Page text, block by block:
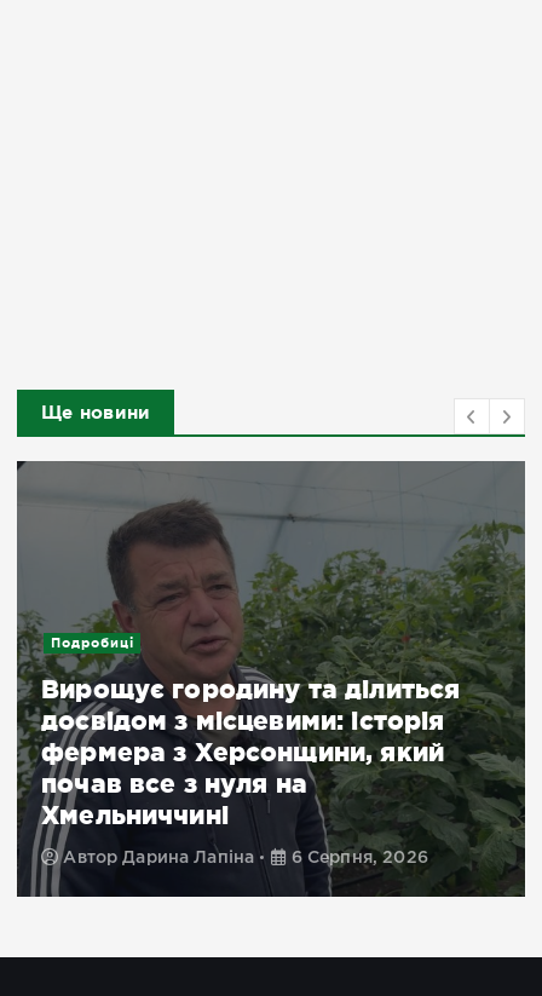
Ще новини
Подробиці
Вирощує городину та ділиться
досвідом з місцевими: історія
фермера з Херсонщини, який
почав все з нуля на
Хмельниччині
АвторДарина Лапіна 6 Серпня, 2026